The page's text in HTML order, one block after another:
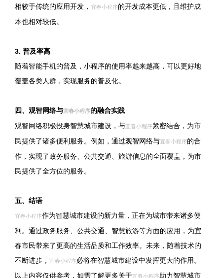
相较于传统的应用开发， 宜春小程序的开发成本更低，且维护成
本也相对较低。
3. 普及率高
随着智能手机的普及，小程序的使用率越来越高，可以更好地
覆盖各类人群，实现服务的普及化。
四、观智网络与宜春小程序的融合实践
观智网络积极投身智慧城市建设，与宜春小程序紧密结合，为市
民提供了诸多便利服务。例如，通过观智网络与宜春小程序的合
作，实现了政务服务、公共交通、旅游信息的全面覆盖，为市
民提供了全方位的服务。
五、结语
宜春小程序作为智慧城市建设的新力量，正在为城市带来诸多便
利。通过政务服务、公共交通、智慧旅游等方面的应用，为宜
春市民带来了更高的生活品质和工作效率。未来，随着技术的
不断进步， 宜春小程序必将在智慧城市建设中发挥更大的作用。
以上内容仅供参考，如需了解更多关于宜春小程序助力智慧城市